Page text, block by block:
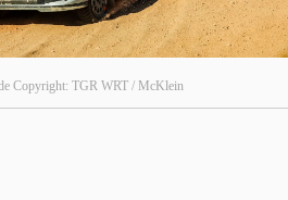
Copyright: TGR WRT / McKlein